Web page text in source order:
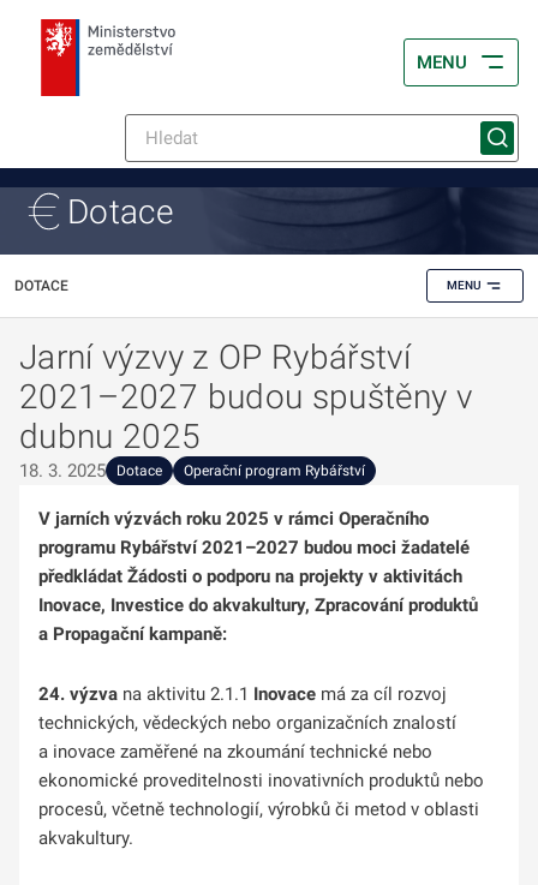
MENU
Dotace
DOTACE MENU
Jarní výzvy z OP Rybářství
2021–2027 budou spuštěny v
dubnu 2025
18. 3. 2025 Dotace Operační program Rybářství
V jarních výzvách roku 2025 v rámci Operačního
programu Rybářství 2021–2027 budou moci žadatelé
předkládat Žádosti o podporu na projekty v aktivitách
Inovace, Investice do akvakultury, Zpracování produktů
a Propagační kampaně:
24. výzva na aktivitu 2.1.1 Inovace má za cíl rozvoj
technických, vědeckých nebo organizačních znalostí
a inovace zaměřené na zkoumání technické nebo
ekonomické proveditelnosti inovativních produktů nebo
procesů, včetně technologií, výrobků či metod v oblasti
akvakultury.